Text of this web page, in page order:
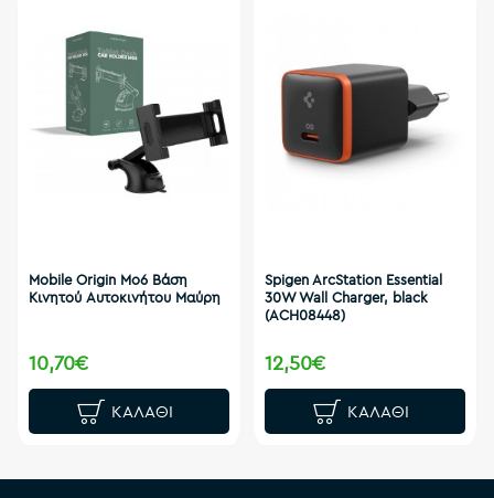
Mobile Origin Mo6 Βάση
Κινητού Αυτοκινήτου Μαύρη
10,70€
ΚΑΛΆΘΙ
Spigen ArcStation Essential
30W Wall Charger, black
(ACH08448)
12,50€
ΚΑΛΆΘΙ